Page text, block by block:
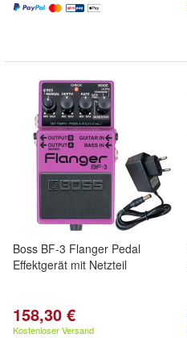
Boss BF-3 Flanger Pedal
Effektgerät mit Netzteil
158,30 €
Kostenloser Versand